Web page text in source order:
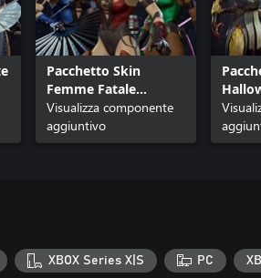
Pacchetto Skin
Femme Fatale
Klassiche
Visualizza componente
aggiuntivo
XBOX Series X|S PC